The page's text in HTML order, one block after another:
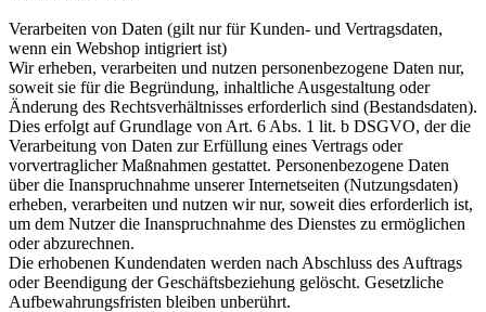
Verarbeiten von Daten (gilt nur für Kunden- und Vertragsdaten,
wenn ein Webshop intigriert ist)
Wir erheben, verarbeiten und nutzen personenbezogene Daten nur,
soweit sie für die Begründung, inhaltliche Ausgestaltung oder
Änderung des Rechtsverhältnisses erforderlich sind (Bestandsdaten).
Dies erfolgt auf Grundlage von Art. 6 Abs. 1 lit. b DSGVO, der die
Verarbeitung von Daten zur Erfüllung eines Vertrags oder
vorvertraglicher Maßnahmen gestattet. Personenbezogene Daten
über die Inanspruchnahme unserer Internetseiten (Nutzungsdaten)
erheben, verarbeiten und nutzen wir nur, soweit dies erforderlich ist,
um dem Nutzer die Inanspruchnahme des Dienstes zu ermöglichen
oder abzurechnen.
Die erhobenen Kundendaten werden nach Abschluss des Auftrags
oder Beendigung der Geschäftsbeziehung gelöscht. Gesetzliche
Aufbewahrungsfristen bleiben unberührt.